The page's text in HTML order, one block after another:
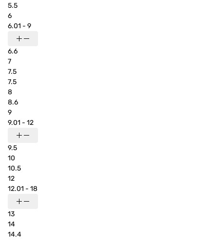
5.5
6
6.01 - 9
6.6
7
7.5
7.5
8
8.6
9
9.01 - 12
9.5
10
10.5
12
12.01 - 18
13
14
14.4